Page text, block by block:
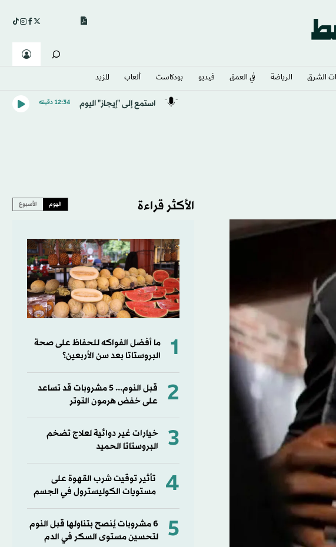
الشرق​ الرياضة في العمق فيديو بودكاست ألعاب المزيد
استمع إلى "إيجاز" اليوم 12:34 دقيقه
الأكثر قراءة اليوم الأسبوع
1
ما أفضل الفواكه للحفاظ على صحة
البروستاتا بعد سن الأربعين؟
2
قبل النوم... 5 مشروبات قد تساعد
على خفض هرمون التوتر
3
خيارات غير دوائية لعلاج تضخم
البروستاتا الحميد
4
تأثير توقيت شرب القهوة على
مستويات الكوليسترول في الجسم
5
6 مشروبات يُنصح بتناولها قبل النوم
لتحسين مستوى السكر في الدم